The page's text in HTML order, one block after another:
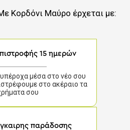
Κορδόνι Μαύρο έρχεται με:
15 ημερών
μέσα στο νέο σου
στο ακέραιο τα
σου
παράδοσης